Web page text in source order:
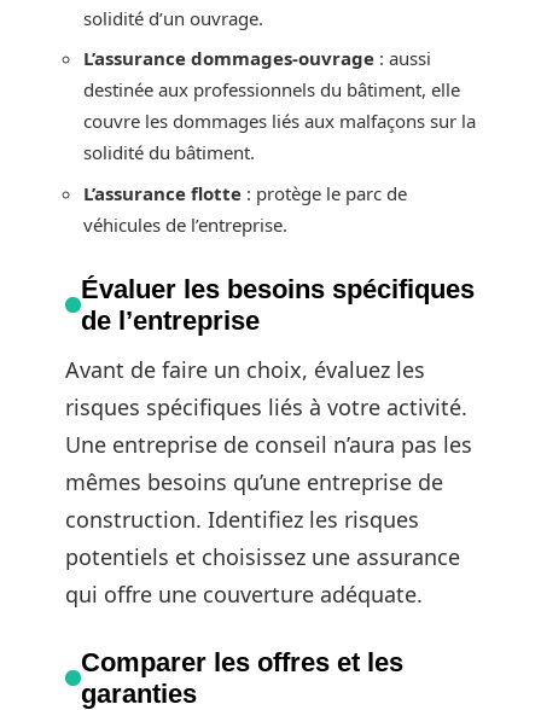
solidité d’un ouvrage.
L’assurance dommages-ouvrage : aussi
destinée aux professionnels du bâtiment, elle
couvre les dommages liés aux malfaçons sur la
solidité du bâtiment.
L’assurance flotte : protège le parc de
véhicules de l’entreprise.
Évaluer les besoins spécifiques
de l’entreprise
Avant de faire un choix, évaluez les
risques spécifiques liés à votre activité.
Une entreprise de conseil n’aura pas les
mêmes besoins qu’une entreprise de
construction. Identifiez les risques
potentiels et choisissez une assurance
qui offre une couverture adéquate.
Comparer les offres et les
garanties